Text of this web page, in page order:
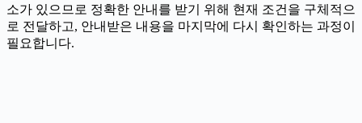
소가 있으므로 정확한 안내를 받기 위해 현재 조건을 구체적으
로 전달하고, 안내받은 내용을 마지막에 다시 확인하는 과정이
필요합니다.